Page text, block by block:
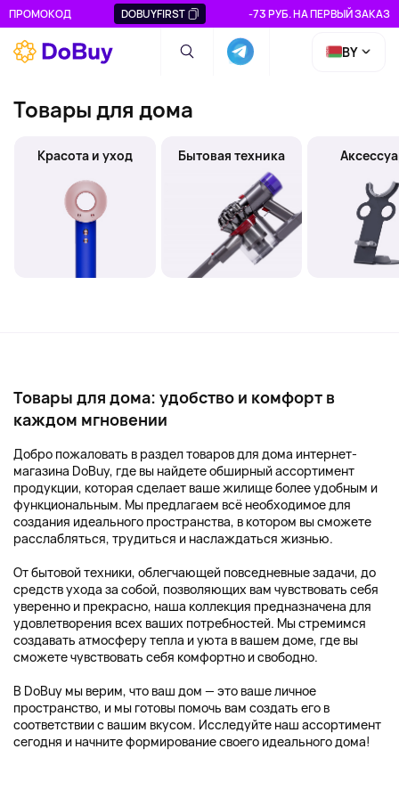
ПРОМОКОД DOBUYFIRST -73 РУБ. НА ПЕРВЫЙ ЗАКАЗ
BY
Товары для дома
Красота и уход Бытовая техника
Товары для дома: удобство и комфорт в
каждом мгновении
Добро пожаловать в раздел товаров для дома интернет-
магазина DoBuy, где вы найдете обширный ассортимент
продукции, которая сделает ваше жилище более удобным и
функциональным. Мы предлагаем всё необходимое для
создания идеального пространства, в котором вы сможете
расслабляться, трудиться и наслаждаться жизнью.
От бытовой техники, облегчающей повседневные задачи, до
средств ухода за собой, позволяющих вам чувствовать себя
уверенно и прекрасно, наша коллекция предназначена для
удовлетворения всех ваших потребностей. Мы стремимся
создавать атмосферу тепла и уюта в вашем доме, где вы
сможете чувствовать себя комфортно и свободно.
В DoBuy мы верим, что ваш дом — это ваше личное
пространство, и мы готовы помочь вам создать его в
соответствии с вашим вкусом. Исследуйте наш ассортимент
сегодня и начните формирование своего идеального дома!